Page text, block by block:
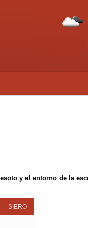
SIERO